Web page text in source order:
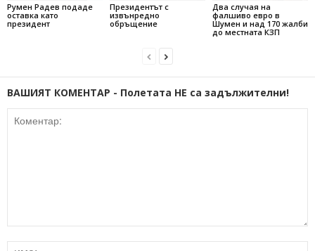
Румен Радев подаде
оставка като
президент
Президентът с
извънредно
обръщение
Два случая на
фалшиво евро в
Шумен и над 170 жалби
до местната КЗП
ВАШИЯТ КОМЕНТАР - Полетата НЕ са задължителни!